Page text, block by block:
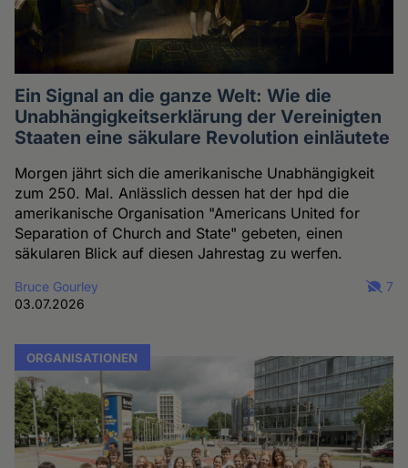
Ein Signal an die ganze Welt: Wie die
Unabhängigkeitserklärung der Vereinigten
Staaten eine säkulare Revolution einläutete
Morgen jährt sich die amerikanische Unabhängigkeit
zum 250. Mal. Anlässlich dessen hat der hpd die
amerikanische Organisation "Americans United for
Separation of Church and State" gebeten, einen
säkularen Blick auf diesen Jahrestag zu werfen.
Bruce Gourley
03.07.2026
7
ORGANISATIONEN